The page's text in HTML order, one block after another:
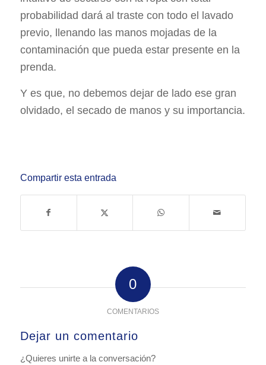
probabilidad dará al traste con todo el lavado
previo, llenando las manos mojadas de la
contaminación que pueda estar presente en la
prenda.
Y es que, no debemos dejar de lado ese gran
olvidado, el secado de manos y su importancia.
Compartir esta entrada
0
COMENTARIOS
Dejar un comentario
¿Quieres unirte a la conversación?